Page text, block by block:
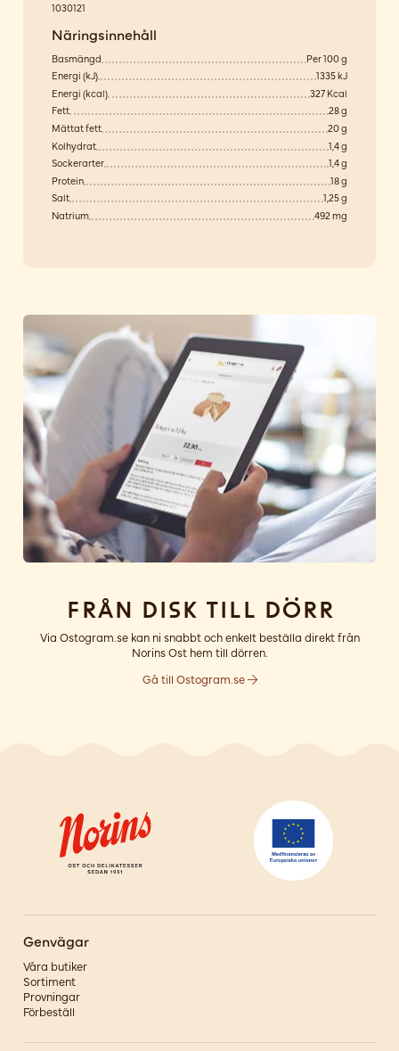
1030121
Näringsinnehåll
Basmängd
Per 100 g
Energi (kJ)
1335 kJ
Energi (kcal)
327 Kcal
Fett
28 g
Mättat fett
20 g
Kolhydrat
1,4 g
Sockerarter
1,4 g
Protein
18 g
Salt
1,25 g
Natrium
492 mg
Från disk till dörr
Via Ostogram.se kan ni snabbt och enkelt beställa direkt från
Norins Ost hem till dörren.
Gå till Ostogram.se
Genvägar
Våra butiker
Sortiment
Provningar
Förbeställ